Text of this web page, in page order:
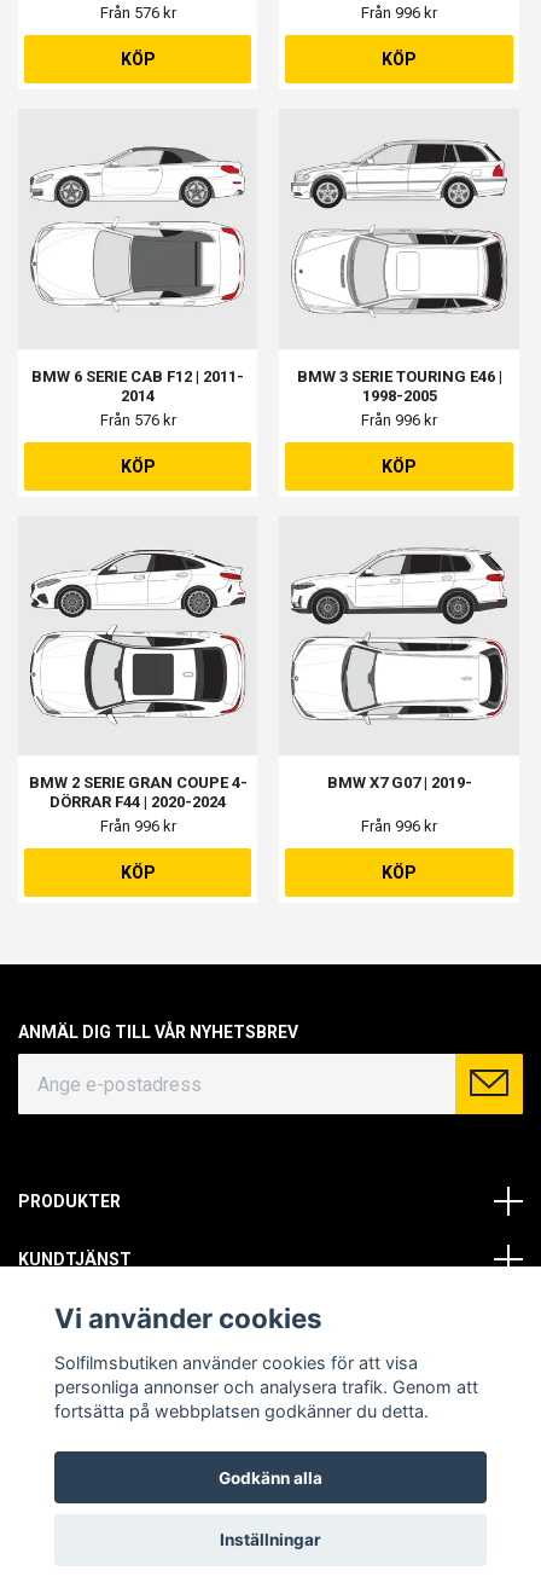
Från 576 kr
KÖP
Från 996 kr
KÖP
BMW 6 SERIE CAB F12 | 2011-
2014
Från 576 kr
KÖP
BMW 3 SERIE TOURING E46 |
1998-2005
Från 996 kr
KÖP
BMW 2 SERIE GRAN COUPE 4-
DÖRRAR F44 | 2020-2024
Från 996 kr
KÖP
BMW X7 G07 | 2019-
Från 996 kr
KÖP
ANMÄL DIG TILL VÅR NYHETSBREV
PRODUKTER
KUNDTJÄNST
OM OSS
SOCIALA MEDIER
© Copyright 2026 Solfilmsbutiken. All rights reserved.
Vi använder cookies
Solfilmsbutiken använder cookies för att visa
personliga annonser och analysera trafik. Genom att
fortsätta på webbplatsen godkänner du detta.
Godkänn alla
Inställningar